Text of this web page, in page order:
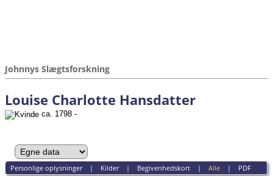
Johnnys Slægtsforskning
Louise Charlotte Hansdatter
ca. 1798 -
Personlige oplysninger| Kilder| Begivenhedskort| Alle| PDF